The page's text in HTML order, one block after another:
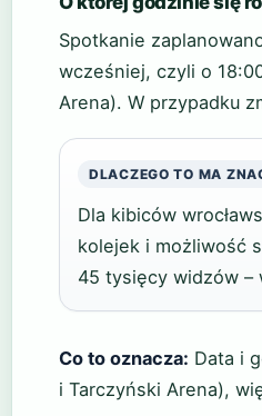
Spotkanie
wcześniej, czyli o
Arena). W przypadku
DLACZEGO TO MA
Dla kibiców
kolejek i możliwość
45 tysięcy widzów –
Co to oznacza: Data i
i Tarczyński Arena),